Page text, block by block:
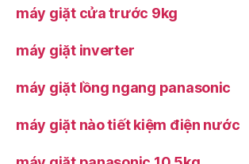
máy giặt cửa trước 9kg
máy giặt inverter
máy giặt lồng ngang panasonic
máy giặt nào tiết kiệm điện nước